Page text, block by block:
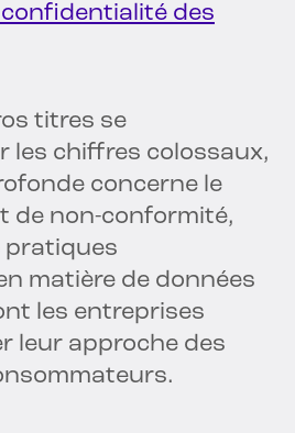
des
titres se
les chiffres colossaux,
concerne le
de non-conformité,
pratiques
matière de données
les entreprises
leur approche des